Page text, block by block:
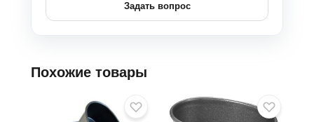
Задать вопрос
Похожие товары